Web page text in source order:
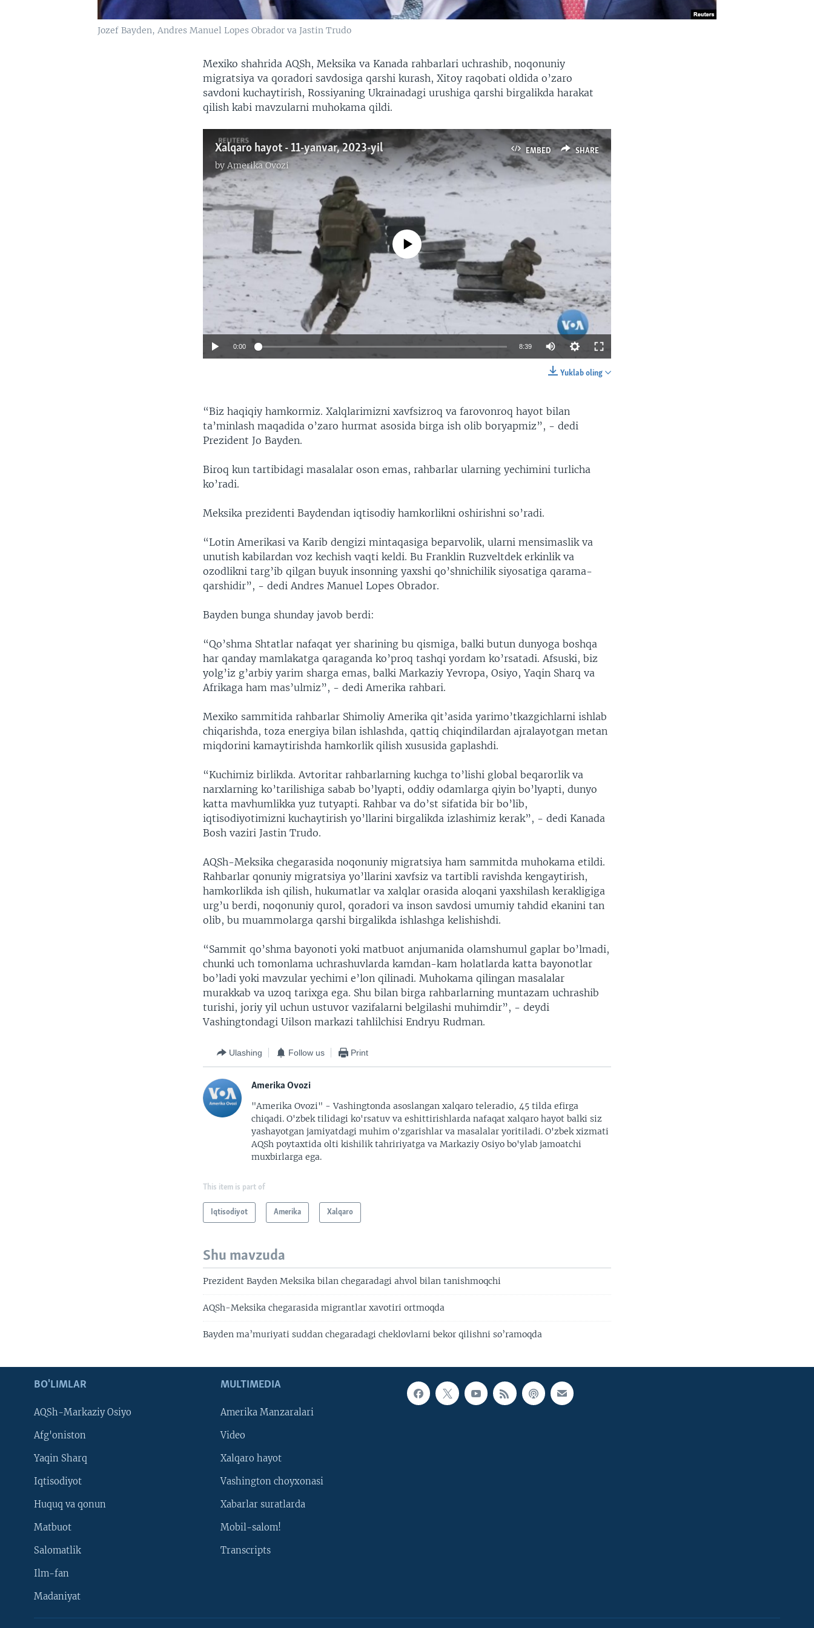
Jozef Bayden, Andres Manuel Lopes Obrador va Jastin Trudo
Mexiko shahrida AQSh, Meksika va Kanada rahbarlari uchrashib, noqonuniy
migratsiya va qoradori savdosiga qarshi kurash, Xitoy raqobati oldida o’zaro
savdoni kuchaytirish, Rossiyaning Ukrainadagi urushiga qarshi birgalikda harakat
qilish kabi mavzularni muhokama qildi.
EMBED SHARE
Xalqaro hayot - 11-yanvar, 2023-yil
byAmerika Ovozi
No media source currently available
0:00 8:39
Yuklab oling
“Biz haqiqiy hamkormiz. Xalqlarimizni xavfsizroq va farovonroq hayot bilan
ta’minlash maqadida o’zaro hurmat asosida birga ish olib boryapmiz”, - dedi
Prezident Jo Bayden.
Biroq kun tartibidagi masalalar oson emas, rahbarlar ularning yechimini turlicha
ko’radi.
Meksika prezidenti Baydendan iqtisodiy hamkorlikni oshirishni so’radi.
“Lotin Amerikasi va Karib dengizi mintaqasiga beparvolik, ularni mensimaslik va
unutish kabilardan voz kechish vaqti keldi. Bu Franklin Ruzveltdek erkinlik va
ozodlikni targ’ib qilgan buyuk insonning yaxshi qo’shnichilik siyosatiga qarama-
qarshidir”, - dedi Andres Manuel Lopes Obrador.
Bayden bunga shunday javob berdi:
“Qo’shma Shtatlar nafaqat yer sharining bu qismiga, balki butun dunyoga boshqa
har qanday mamlakatga qaraganda ko’proq tashqi yordam ko’rsatadi. Afsuski, biz
yolg’iz g’arbiy yarim sharga emas, balki Markaziy Yevropa, Osiyo, Yaqin Sharq va
Afrikaga ham mas’ulmiz”, - dedi Amerika rahbari.
Mexiko sammitida rahbarlar Shimoliy Amerika qit’asida yarimo’tkazgichlarni ishlab
chiqarishda, toza energiya bilan ishlashda, qattiq chiqindilardan ajralayotgan metan
miqdorini kamaytirishda hamkorlik qilish xususida gaplashdi.
“Kuchimiz birlikda. Avtoritar rahbarlarning kuchga to’lishi global beqarorlik va
narxlarning ko’tarilishiga sabab bo’lyapti, oddiy odamlarga qiyin bo’lyapti, dunyo
katta mavhumlikka yuz tutyapti. Rahbar va do’st sifatida bir bo’lib,
iqtisodiyotimizni kuchaytirish yo’llarini birgalikda izlashimiz kerak”, - dedi Kanada
Bosh vaziri Jastin Trudo.
AQSh-Meksika chegarasida noqonuniy migratsiya ham sammitda muhokama etildi.
Rahbarlar qonuniy migratsiya yo’llarini xavfsiz va tartibli ravishda kengaytirish,
hamkorlikda ish qilish, hukumatlar va xalqlar orasida aloqani yaxshilash kerakligiga
urg’u berdi, noqonuniy qurol, qoradori va inson savdosi umumiy tahdid ekanini tan
olib, bu muammolarga qarshi birgalikda ishlashga kelishishdi.
“Sammit qo’shma bayonoti yoki matbuot anjumanida olamshumul gaplar bo’lmadi,
chunki uch tomonlama uchrashuvlarda kamdan-kam holatlarda katta bayonotlar
bo’ladi yoki mavzular yechimi e’lon qilinadi. Muhokama qilingan masalalar
murakkab va uzoq tarixga ega. Shu bilan birga rahbarlarning muntazam uchrashib
turishi, joriy yil uchun ustuvor vazifalarni belgilashi muhimdir”, - deydi
Vashingtondagi Uilson markazi tahlilchisi Endryu Rudman.
Ulashing Follow us Print
Amerika Ovozi
"Amerika Ovozi" - Vashingtonda asoslangan xalqaro teleradio, 45 tilda efirga
chiqadi. O'zbek tilidagi ko'rsatuv va eshittirishlarda nafaqat xalqaro hayot balki siz
yashayotgan jamiyatdagi muhim o'zgarishlar va masalalar yoritiladi. O'zbek xizmati
AQSh poytaxtida olti kishilik tahririyatga va Markaziy Osiyo bo'ylab jamoatchi
muxbirlarga ega.
This item is part of
Iqtisodiyot Amerika Xalqaro
Shu mavzuda
Prezident Bayden Meksika bilan chegaradagi ahvol bilan tanishmoqchi
AQSh-Meksika chegarasida migrantlar xavotiri ortmoqda
Bayden ma’muriyati suddan chegaradagi cheklovlarni bekor qilishni so’ramoqda
BO'LIMLAR
AQSh-Markaziy Osiyo
Afg'oniston
Yaqin Sharq
Iqtisodiyot
Huquq va qonun
Matbuot
Salomatlik
Ilm-fan
Madaniyat
MULTIMEDIA
Amerika Manzaralari
Video
Xalqaro hayot
Vashington choyxonasi
Xabarlar suratlarda
Mobil-salom!
Transcripts